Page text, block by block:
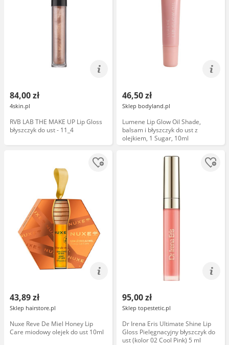
84,00 zł
4skin.pl
RVB LAB THE MAKE UP Lip Gloss
błyszczyk do ust - 11_4
46,50 zł
Sklep bodyland.pl
Lumene Lip Glow Oil Shade,
balsam i błyszczyk do ust z
olejkiem, 1 Sugar, 10ml
43,89 zł
Sklep hairstore.pl
Nuxe Reve De Miel Honey Lip
Care miodowy olejek do ust 10ml
95,00 zł
Sklep topestetic.pl
Dr Irena Eris Ultimate Shine Lip
Gloss Pielęgnacyjny błyszczyk do
ust (kolor 02 Cool Pink) 5 ml